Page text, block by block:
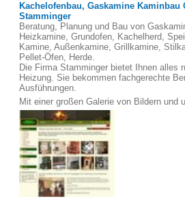
Kachelofenbau, Gaskamine Kaminbau
Stamminger
Beratung, Planung und Bau von
Heizkamine, Grundofen, Kachelherd,
Kamine, Außenkamine, Grillkamine,
Pellet-Öfen, Herde.
Die Firma Stamminger bietet Ihnen alles
Heizung. Sie bekommen fachgerechte
Ausführungen.
Mit einer großen Galerie von Bildern und